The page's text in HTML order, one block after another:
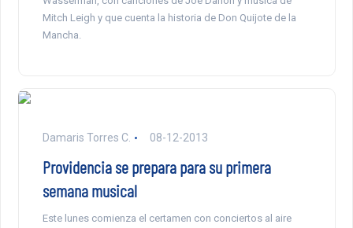
Mitch Leigh y que cuenta la historia de Don Quijote de la
Mancha.
Damaris Torres C. 08-12-2013
Providencia se prepara para su primera
semana musical
Este lunes comienza el certamen con conciertos al aire